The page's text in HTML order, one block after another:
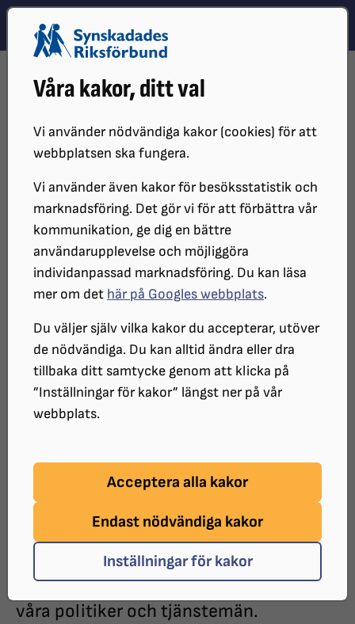
Våra kakor, ditt val
Vi använder nödvändiga kakor (cookies) för att
webbplatsen ska fungera.
Vi använder även kakor för besöksstatistik och
marknadsföring. Det gör vi för att förbättra vår
kommunikation, ge dig en bättre
användarupplevelse och möjliggöra
individanpassad marknadsföring. Du kan läsa
mer om det här på Googles webbplats.
Du väljer själv vilka kakor du accepterar, utöver
de nödvändiga. Du kan alltid ändra eller dra
tillbaka ditt samtycke genom att klicka på
”Inställningar för kakor” längst ner på vår
webbplats.
Acceptera alla kakor
Endast nödvändiga kakor
Inställningar för kakor
Hoppa till innehåll
Hoppa till hitta snabbt
DISTRIKT
SRF HALLAND
LOKALFÖRENINGAR
Vita käppens dag 2024
Välkommen till SRF Varberg-
Falkenberg
lokal intresseförening för synskadade
och ingår i Synskadades Riksförbunds
distrikt SRF Halland. Vi arbetar aktivt
med bland annat tillgänglighetsfrågor
för synskadade och försöker påverka
våra politiker och tjänstemän.